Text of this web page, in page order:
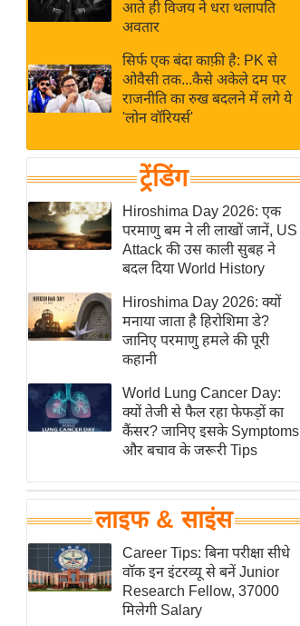
Videos
2026
ई-पेपर
मिसाल बेमिसाल
शख्सियत
यंग इंडिया
साहित्य जगत
ऑटो वर्ल्ड
न्यूज ब्रीफ
मनोरंजन जगत
बॉलीवुड
हॉलीवुड
फिल्म समीक्षा
News
लाइफस्टाइल
टेक्नॉलॉजी
ब्यूटी/फैशन
घरेलू नुस्खे
पर्यटन स्थल
फिटनेस मंत्रा
रिलेशनशिप
आते ही विजय ने धरा थलापति
अवतार
सिर्फ एक बंदा काफ़ी है: PK से
ओवैसी तक...कैसे अकेले दम पर
राजनीति का रुख बदलने में लगे ये
'लोन वॉरियर्स'
ट्रेंडिंग
Hiroshima Day 2026: एक
परमाणु बम ने ली लाखों जानें, US
Attack की उस काली सुबह ने
बदल दिया World History
Hiroshima Day 2026: क्यों
मनाया जाता है हिरोशिमा डे?
जानिए परमाणु हमले की पूरी
कहानी
World Lung Cancer Day:
क्यों तेजी से फैल रहा फेफड़ों का
कैंसर? जानिए इसके Symptoms
और बचाव के जरूरी Tips
लाइफ & साइंस
Career Tips: बिना परीक्षा सीधे
वॉक इन इंटरव्यू से बनें Junior
Research Fellow, 37000
मिलेगी Salary